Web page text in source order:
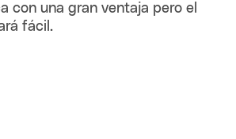
con una gran ventaja pero el
fácil.